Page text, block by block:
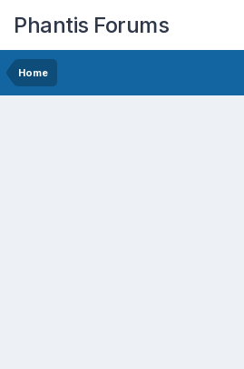
Phantis Forums
Home